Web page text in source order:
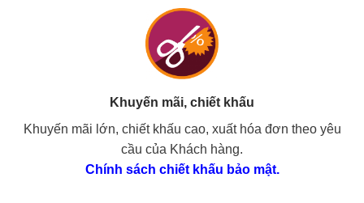
Khuyến mãi, chiết khấu
Khuyến mãi lớn, chiết khấu cao, xuất hóa đơn theo yêu
cầu của Khách hàng.
Chính sách chiết khấu bảo mật.